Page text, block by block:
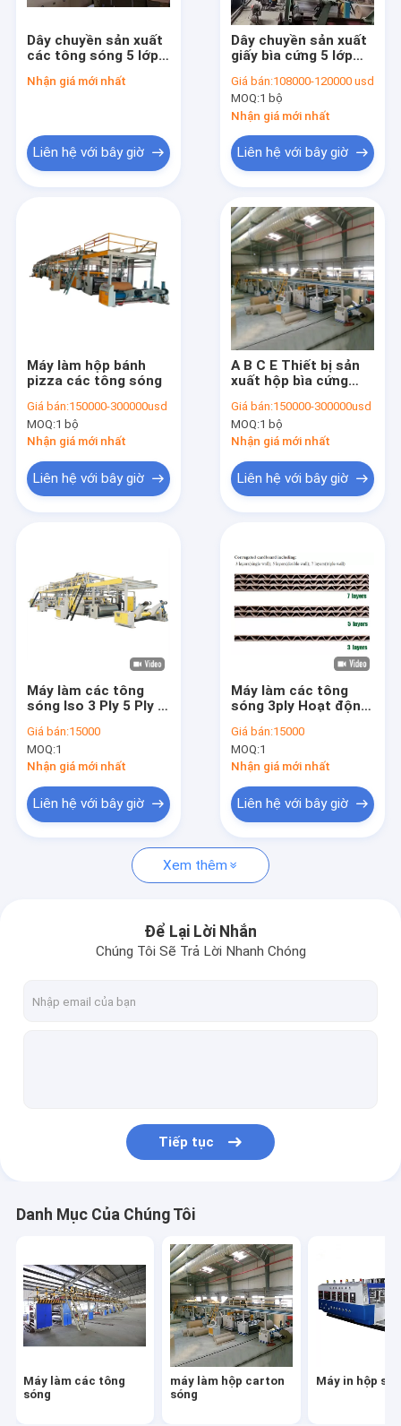
Về chúng tôi
Máy làm các tông sóng
máy làm hộp carton sóng
Máy dán thư mục tự động
Nhà máy hộp sóng tự động 3 lớp
Máy cán sáo tự động
Máy khâu hộp carton
Máy tôn hai mặt
Máy cắt NC
Máy làm hộp sóng đã qua sử dụng
Dây chuyền làm việc đơn Facer 2 lớp
Dây chuyền sản xuất
các tông sóng 5 lớp
Nhận giá mới nhất
Liên hệ với bây giờ
Dây chuyền sản xuất
giấy bìa cứng 5 lớp
dụng
Giá bán:108000-120000 usd
MOQ:1 bộ
Nhận giá mới nhất
Liên hệ với bây giờ
Máy làm hộp bánh
pizza các tông sóng
Giá bán:150000-300000usd
MOQ:1 bộ
Nhận giá mới nhất
Liên hệ với bây giờ
A B C E Thiết bị sản
xuất hộp bìa cứng
Giá bán:150000-300000usd
MOQ:1 bộ
Nhận giá mới nhất
Liên hệ với bây giờ
Máy làm các tông
sóng Iso 3 Ply 5 Ply 7
Giá bán:15000
MOQ:1
Nhận giá mới nhất
Liên hệ với bây giờ
Máy làm các tông
sóng 3ply Hoạt động
Giá bán:15000
MOQ:1
Nhận giá mới nhất
Liên hệ với bây giờ
Xem thêm
Để Lại Lời Nhắn
Chúng Tôi Sẽ Trả Lời Nhanh Chóng
Tiếp tục
Danh Mục Của Chúng Tôi
Máy làm các tông
sóng
máy làm hộp carton
sóng
Máy in hộp